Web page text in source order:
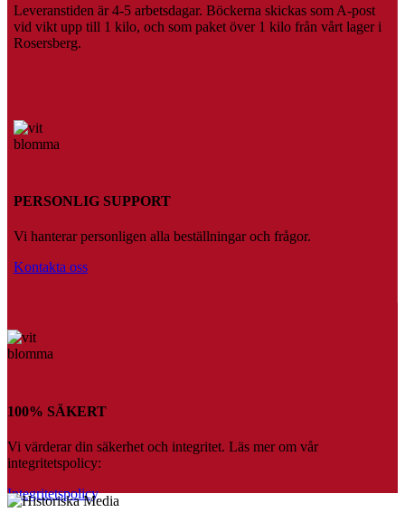
Leveranstiden är 4-5 arbetsdagar. Böckerna skickas som A-post
vid vikt upp till 1 kilo, och som paket över 1 kilo från vårt lager i
Rosersberg.
PERSONLIG SUPPORT
Vi hanterar personligen alla beställningar och frågor.
Kontakta oss
100% SÄKERT
Vi värderar din säkerhet och integritet. Läs mer om vår
integritetspolicy:
Integritetspolicy